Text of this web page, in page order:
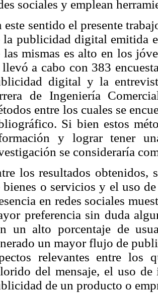
sociales y emplean
este sentido el presente
la publicidad digital emitida
las mismas es alto en los
llevó a cabo con 383
digital y la
de Ingeniería
entre los cuales se
Si bien estos
y lograr tener
se consideraría
los resultados obtenidos,
bienes o servicios y el uso
en redes sociales
preferencia sin duda
un alto porcentaje de
un mayor flujo de
relevantes entre los
del mensaje, el uso
de un producto o